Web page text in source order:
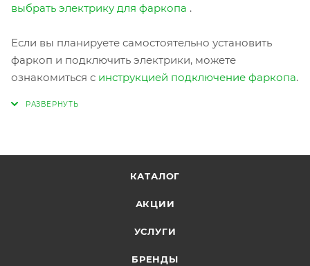
выбрать электрику для фаркопа .
Если вы планируете самостоятельно установить
фаркоп и подключить электрики, можете
ознакомиться с инструкцией подключение фаркопа.
КАТАЛОГ
АКЦИИ
УСЛУГИ
БРЕНДЫ